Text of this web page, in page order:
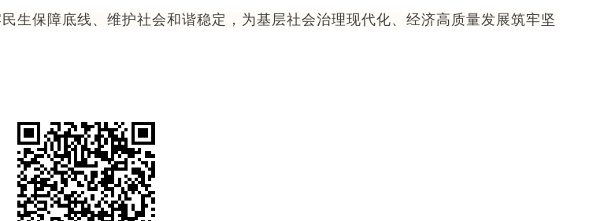
生保障底线、维护社会和谐稳定，为基层社会治理现代化、经济高质量发展筑牢坚